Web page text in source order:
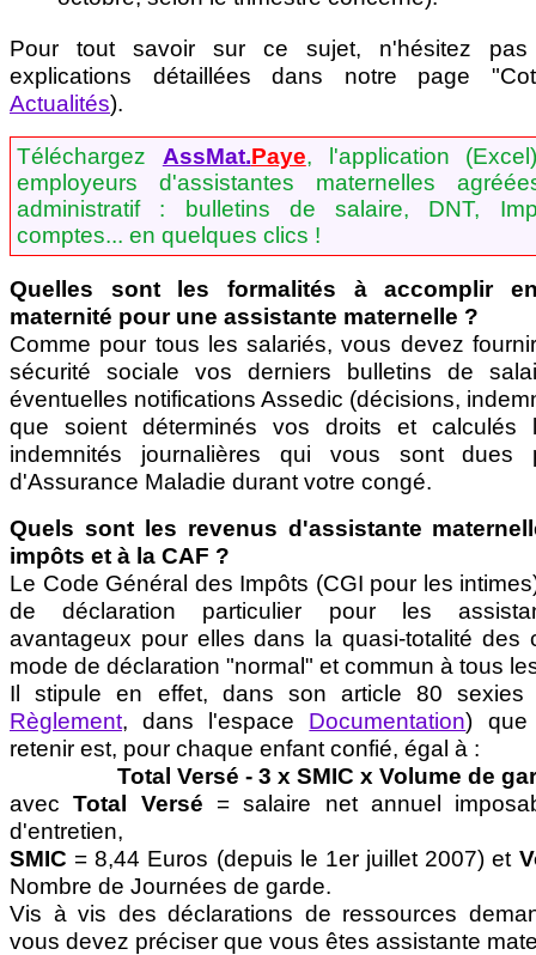
Pour tout savoir sur ce sujet, n'hésitez
explications détaillées dans notre page
Actualités).
Téléchargez AssMat.Paye, l'application
employeurs d'assistantes maternelles
administratif : bulletins de salaire, DNT,
comptes... en quelques clics !
Quelles sont les formalités à accomplir
maternité pour une assistante maternelle ?
Comme pour tous les salariés, vous devez
sécurité sociale vos derniers bulletins de
éventuelles notifications Assedic (décisions,
que soient déterminés vos droits et calculés
indemnités journalières qui vous sont dues
d'Assurance Maladie durant votre congé.
Quels sont les revenus d'assistante
impôts et à la CAF ?
Le Code Général des Impôts (CGI pour les
de déclaration particulier pour les
avantageux pour elles dans la quasi-totalité des
mode de déclaration "normal" et commun à tous
Il stipule en effet, dans son article 80 sexies
Règlement, dans l'espace Documentation) que
retenir est, pour chaque enfant confié, égal à :
Total Versé - 3 x SMIC x Volume de
avecTotal Versé = salaire net annuel
d'entretien,
SMIC = 8,44 Euros (depuis le 1er juillet 2007) et
Nombre de Journées de garde.
Vis à vis des déclarations de ressources
vous devez préciser que vous êtes assistante